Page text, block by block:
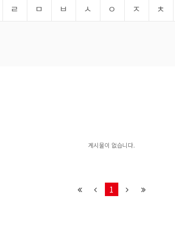
ㄹ ㅁ ㅂ ㅅ ㅇ ㅈ ㅊ
게시물이 없습니다.
1